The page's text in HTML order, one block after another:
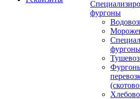
фургоны